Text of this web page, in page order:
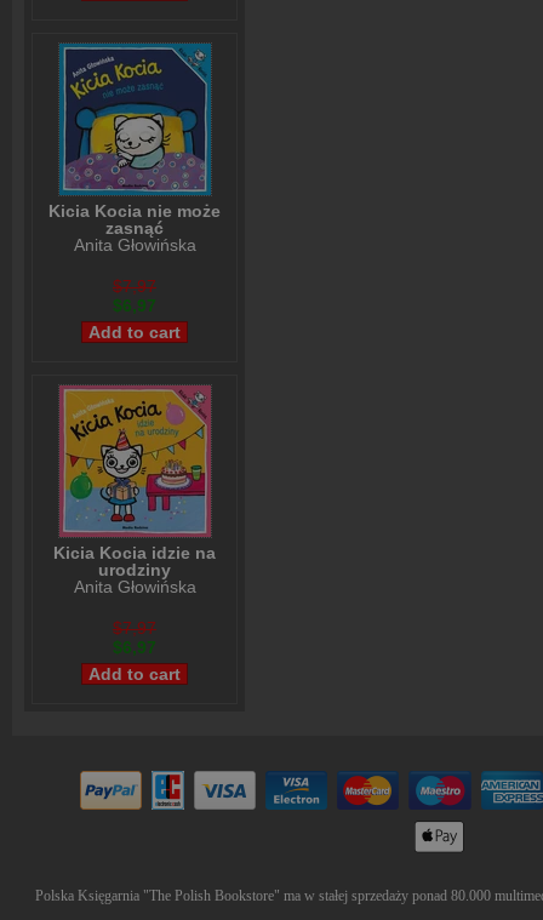
Kicia Kocia nie może
zasnąć
Anita Głowińska
$7,97
$6,97
Kicia Kocia idzie na
urodziny
Anita Głowińska
$7,97
$6,97
Polska Księgarnia "The Polish Bookstore" ma w stałej sprzedaży ponad 80.000